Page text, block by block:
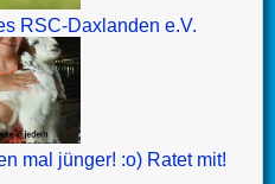
RSC-Daxlanden e.V.
mal jünger! :o) Ratet mit!